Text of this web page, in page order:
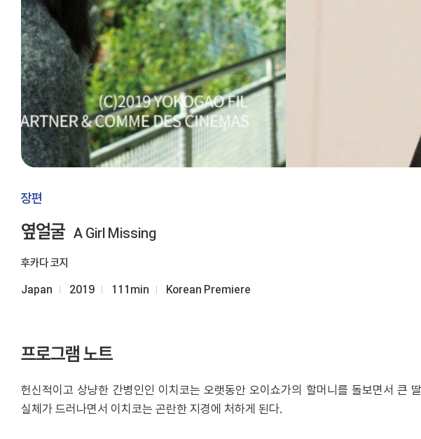
장편
옆얼굴 A Girl Missing
후카다 코지
Japan 2019 111min Korean Premiere
프로그램 노트
헌신적이고 상냥한 간병인인 이치코는 오랫동안 오이쇼가의 할머니를 돌보면서 큰
실체가 드러나면서 이치코는 곤란한 지경에 처하게 된다.